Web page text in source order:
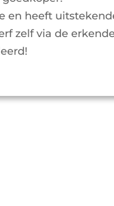
en heeft
zelf via de